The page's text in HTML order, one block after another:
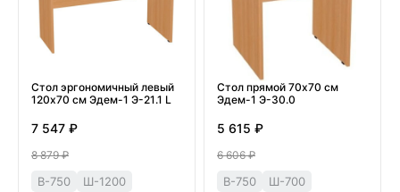
Стол эргономичный левый
120х70 см Эдем-1 Э-21.1 L
7 547 ₽
8 879 ₽
В-750
Ш-1200
Стол прямой 70х70 см
Эдем-1 Э-30.0
5 615 ₽
6 606 ₽
В-750
Ш-700